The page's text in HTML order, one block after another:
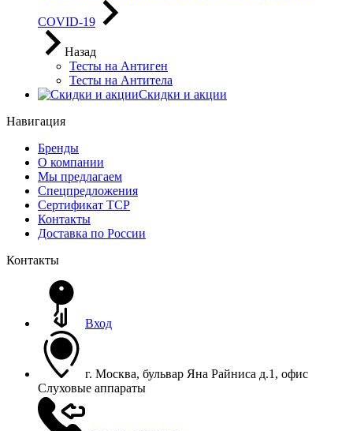
COVID-19
Назад
Тесты на Антиген
Тесты на Антитела
Скидки и акции
Навигация
Бренды
О компании
Мы предлагаем
Спецпредложения
Сертификат ТСР
Контакты
Доставка по России
Контакты
Вход
г. Москва, бульвар Яна Райниса д.1, офис
Слуховые аппараты